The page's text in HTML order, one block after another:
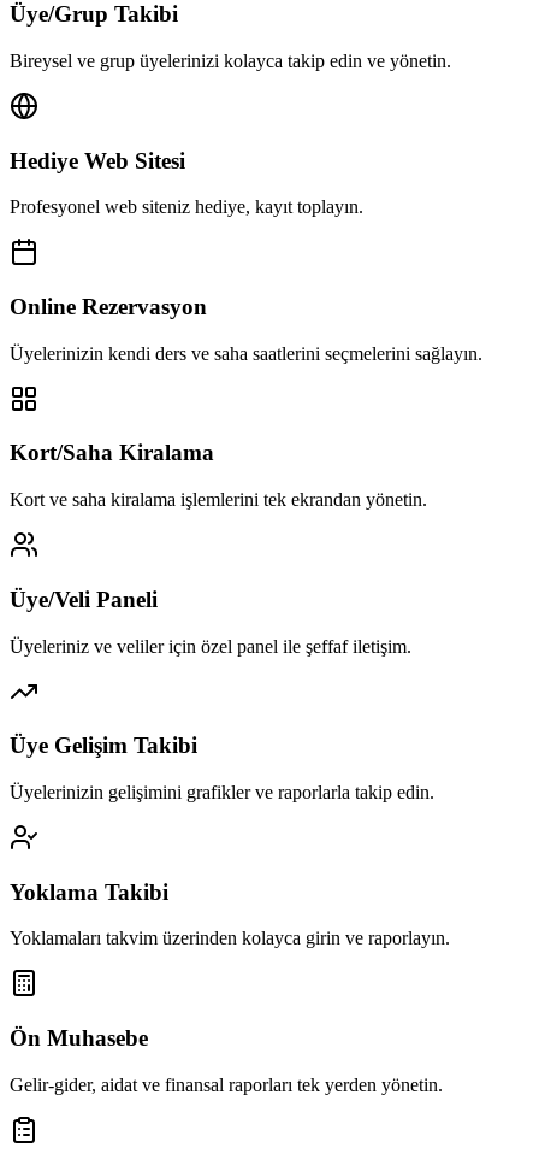
Üye/Grup Takibi
Bireysel ve grup üyelerinizi kolayca takip edin ve yönetin.
Hediye Web Sitesi
Profesyonel web siteniz hediye, kayıt toplayın.
Online Rezervasyon
Üyelerinizin kendi ders ve saha saatlerini seçmelerini sağlayın.
Kort/Saha Kiralama
Kort ve saha kiralama işlemlerini tek ekrandan yönetin.
Üye/Veli Paneli
Üyeleriniz ve veliler için özel panel ile şeffaf iletişim.
Üye Gelişim Takibi
Üyelerinizin gelişimini grafikler ve raporlarla takip edin.
Yoklama Takibi
Yoklamaları takvim üzerinden kolayca girin ve raporlayın.
Ön Muhasebe
Gelir-gider, aidat ve finansal raporları tek yerden yönetin.